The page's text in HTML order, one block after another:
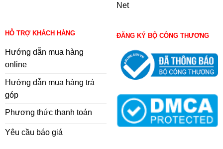
Net
HỖ TRỢ KHÁCH HÀNG
Hướng dẫn mua hàng
online
Hướng dẫn mua hàng trả
góp
Phương thức thanh toán
Yêu cầu báo giá
ĐĂNG KÝ BỘ CÔNG THƯƠNG